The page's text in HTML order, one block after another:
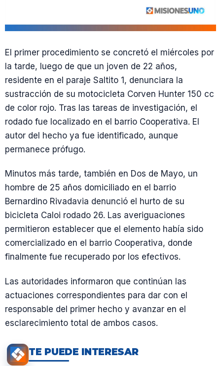
El primer procedimiento se concretó el miércoles por
la tarde, luego de que un joven de 22 años,
residente en el paraje Saltito 1, denunciara la
sustracción de su motocicleta Corven Hunter 150 cc
de color rojo. Tras las tareas de investigación, el
rodado fue localizado en el barrio Cooperativa. El
autor del hecho ya fue identificado, aunque
permanece prófugo.
Minutos más tarde, también en Dos de Mayo, un
hombre de 25 años domiciliado en el barrio
Bernardino Rivadavia denunció el hurto de su
bicicleta Caloi rodado 26. Las averiguaciones
permitieron establecer que el elemento había sido
comercializado en el barrio Cooperativa, donde
finalmente fue recuperado por los efectivos.
Las autoridades informaron que continúan las
actuaciones correspondientes para dar con el
responsable del primer hecho y avanzar en el
esclarecimiento total de ambos casos.
TE PUEDE INTERESAR